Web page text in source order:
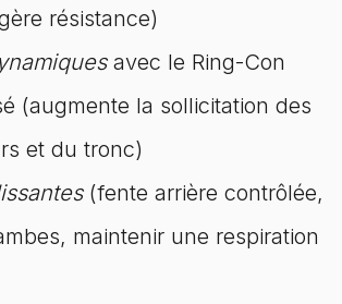
résistance)
avec le Ring-Con
(augmente la sollicitation des
et du tronc)
(fente arrière contrôlée,
maintenir une respiration